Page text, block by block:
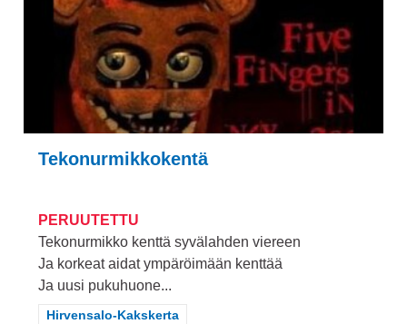
Tekonurmikkokentä
PERUUTETTU
Tekonurmikko kenttä syvälahden viereen
Ja korkeat aidat ympäröimään kenttää
Ja uusi pukuhuone...
Rajaa tulokset teeman mukaan: Hirvensalo-Kakskerta
Hirvensalo-Kakskerta